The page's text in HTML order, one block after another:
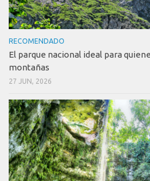
RECOMENDADO
El parque nacional ideal para
montañas
27 JUN, 2026